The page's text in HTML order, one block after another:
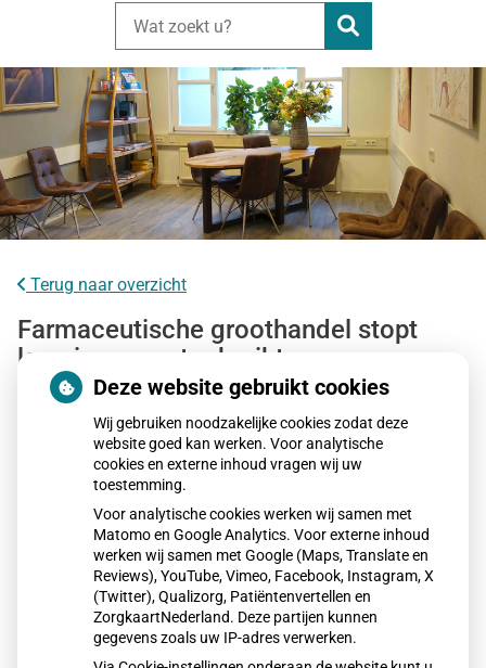
Zoeken
Terug naar overzicht
Farmaceutische groothandel stopt
levering meestgebruikte
bloedverdunner
Sinds 5 december 2025 levert groothandel Mosadex de
veelgebruikte bloedverdunner Eliquis niet meer aan
apotheken door een prijsverhoging van fabrikant BMS.
Meer dan 260.000 patiënten gebruiken het middel. De
Hartstichting maakt zich zorgen, maar apotheken hebben
voorlopig voorraad. Alternatieven zijn beschikbaar, met een
andere werkzame stof.
Deze website gebruikt cookies
Wij gebruiken noodzakelijke cookies zodat deze
website goed kan werken. Voor analytische
cookies en externe inhoud vragen wij uw
toestemming.
Voor analytische cookies werken wij samen met
Matomo en Google Analytics. Voor externe inhoud
werken wij samen met Google (Maps, Translate en
Reviews), YouTube, Vimeo, Facebook, Instagram, X
(Twitter), Qualizorg, Patiëntenvertellen en
ZorgkaartNederland. Deze partijen kunnen
gegevens zoals uw IP-adres verwerken.